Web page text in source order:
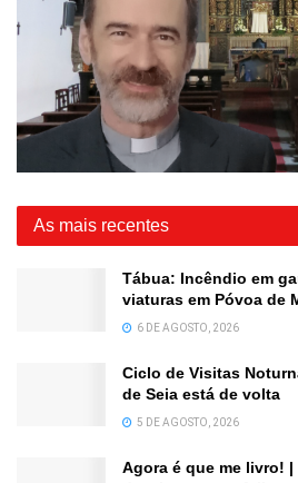
As mais recentes
Tábua: Incêndio em
viaturas em Póvoa de
6 DE AGOSTO, 2026
Ciclo de Visitas
de Seia está de volta
5 DE AGOSTO, 2026
Agora é que me livro!